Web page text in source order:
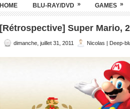
HOME BLU-RAY/DVD » GAMES »
[Rétrospective] Super Mario,
dimanche, juillet 31, 2011 Nicolas | Deep-